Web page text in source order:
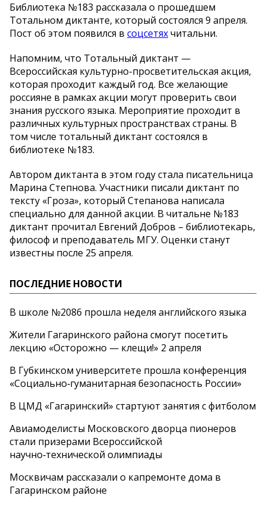
Библиотека №183 рассказала о прошедшем
Тотальном диктанте, который состоялся 9 апреля.
Пост об этом появился в соцсетяхчитальни.
Напомним, что Тотальный диктант —
Всероссийская культурно-просветительская акция,
которая проходит каждый год. Все желающие
россияне в рамках акции могут проверить свои
знания русского языка. Мероприятие проходит в
различных культурных пространствах страны. В
том числе тотальный диктант состоялся в
библиотеке №183.
Автором диктанта в этом году стала писательница
Марина Степнова. Участники писали диктант по
тексту «Гроза», который Степанова написала
специально для данной акции. В читальне №183
диктант прочитал Евгений Добров – библиотекарь,
философ и преподаватель МГУ. Оценки станут
известны после 25 апреля.
ПОСЛЕДНИЕ НОВОСТИ
В школе №2086 прошла неделя английского языка
Жители Гагаринского района смогут посетить
лекцию «Осторожно — клещи!» 2 апреля
В Губкинском университете прошла конференция
«Социально‑гуманитарная безопасность России»
В ЦМД «Гагаринский» стартуют занятия с фитболом
Авиамоделисты Московского дворца пионеров
стали призерами Всероссийской
научно‑технической олимпиады
Москвичам рассказали о капремонте дома в
Гагаринском районе